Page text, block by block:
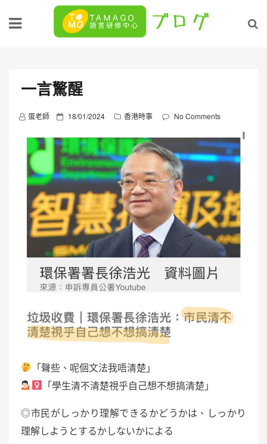
一言驚醒
蛋老師
P
s
t
e
o
18/01/2024 香港時事 No Comments
「聲些、呢個文法我唔清楚」
「學生清不清楚視乎自己想不想搞清楚」
◎市民がしっかり理解できるかどうかは、しっかり
理解しようとするかしないかによる